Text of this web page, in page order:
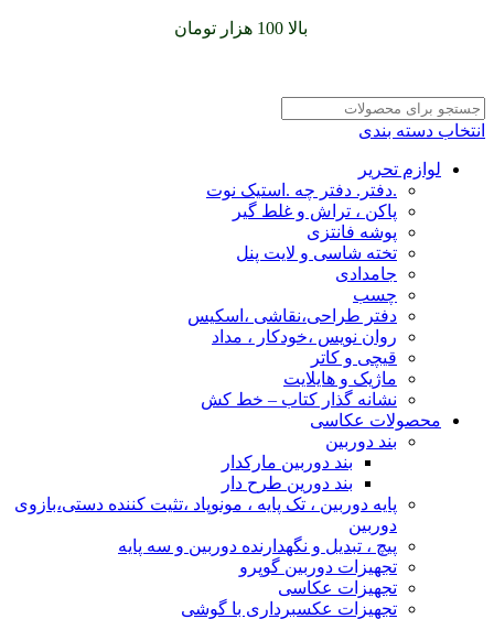
بالا 100 هزار تومان
انتخاب دسته بندی
لوازم تحریر
.دفتر. دفتر چه .استیک نوت
پاکن ، تراش و غلط گیر
پوشه فانتزی
تخته شاسی و لایت پنل
جامدادی
چسب
دفتر طراحی،نقاشی ،اسکیس
روان نویس ،خودکار ، مداد
قیچی و کاتر
ماژیک و هایلایت
نشانه گذار کتاب – خط کش
محصولات عکاسی
بند دوربین
بند دوربین مارکدار
بند دورین طرح دار
پایه دوربین ، تک پایه ، مونوپاد ،تثیت کننده دستی،بازوی
دوربین
پیچ ، تبدیل و نگهدارنده دوربین و سه پایه
تجهیزات دوربین گوپرو
تجهیزات عکاسی
تجهیزات عکسبرداری با گوشی